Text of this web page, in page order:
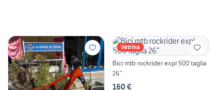
Vetrina
Bici mtb rockrider expl 500 taglia
26”
160 €